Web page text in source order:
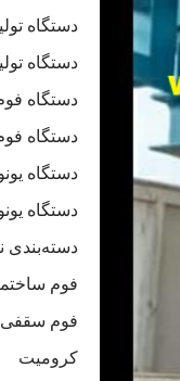
دستگاه
دستگاه
دستگاه
دستگاه
دستگاه
دستگاه
دسته‌بندی
فوم
فوم سقفی
کرومیت